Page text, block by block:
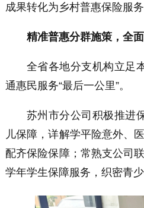
成果转化为乡村普惠保险服
精准普惠分群施策，全
全省各地分支机构立足
通惠民服务“最后一公里”。
苏州市分公司积极推进
儿保障，详解学平险意外、
配齐保险保障；常熟支公司
学年学生保障服务，织密青